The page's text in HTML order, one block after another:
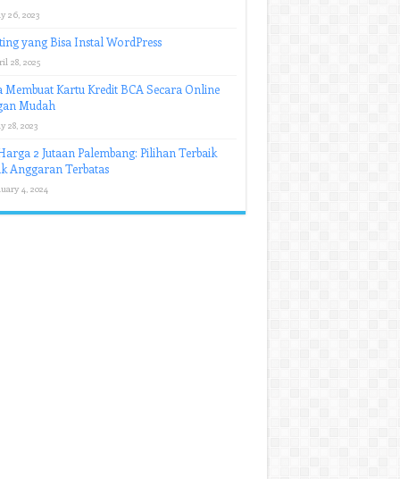
26, 2023
yang Bisa Instal WordPress
28, 2025
Membuat Kartu Kredit BCA Secara Online
Mudah
28, 2023
2 Jutaan Palembang: Pilihan Terbaik
Anggaran Terbatas
4, 2024